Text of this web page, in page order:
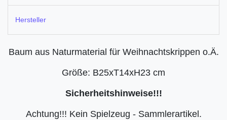
Hersteller
Baum aus Naturmaterial für Weihnachtskrippen o.Ä.
Größe: B25xT14xH23 cm
Sicherheitshinweise!!!
Achtung!!! Kein Spielzeug - Sammlerartikel.